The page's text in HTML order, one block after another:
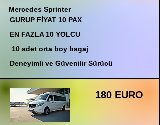
Mercedes Sprinter
GURUP FİYAT 10 PAX
EN FAZLA 10 YOLCU
10 adet orta boy bagaj
Deneyimli ve Güvenilir Sürücü
180 EURO